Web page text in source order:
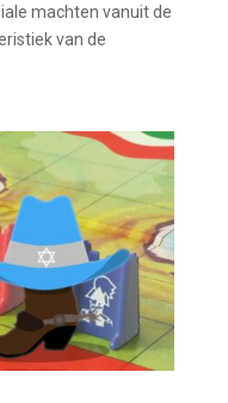
machten vanuit de
van de